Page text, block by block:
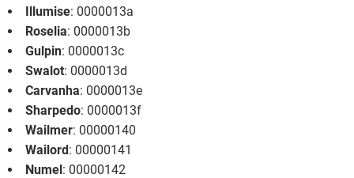
Illumise: 0000013a
Roselia: 0000013b
Gulpin: 0000013c
Swalot: 0000013d
Carvanha: 0000013e
Sharpedo: 0000013f
Wailmer: 00000140
Wailord: 00000141
Numel: 00000142